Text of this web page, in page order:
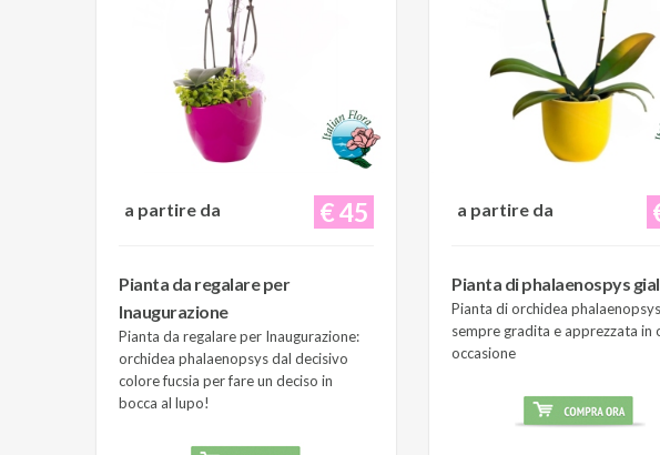
€ 45
a partire da
Pianta da regalare per
Inaugurazione
Pianta da regalare per Inaugurazione:
orchidea phalaenopsys dal decisivo
colore fucsia per fare un deciso in
bocca al lupo!
a partire da
Pianta di phalaenospys
Pianta di orchidea
sempre gradita e apprezzata in
occasione